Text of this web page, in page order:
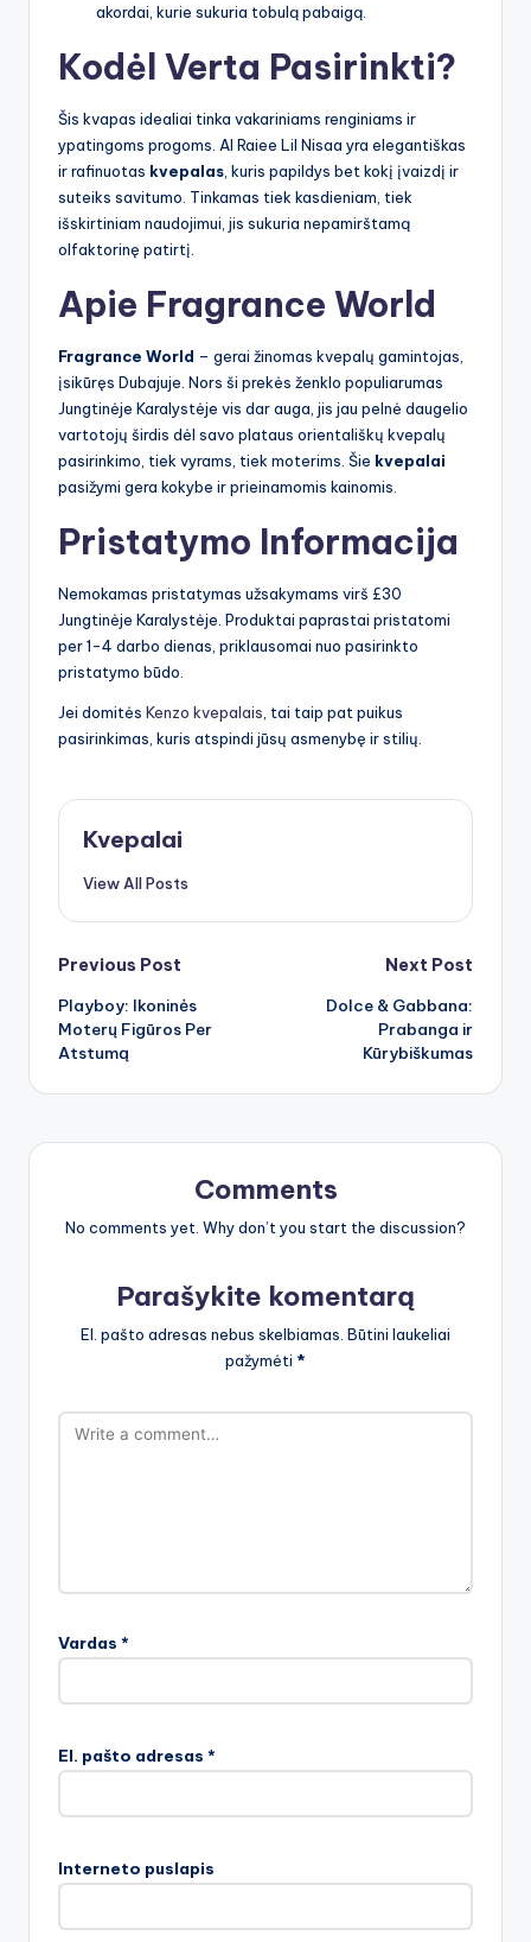
akordai, kurie sukuria tobulą pabaigą.
Kodėl Verta Pasirinkti?
Šis kvapas idealiai tinka vakariniams renginiams ir
ypatingoms progoms. Al Raiee Lil Nisaa yra elegantiškas
ir rafinuotas kvepalas , kuris papildys bet kokį įvaizdį ir
suteiks savitumo. Tinkamas tiek kasdieniam, tiek
išskirtiniam naudojimui, jis sukuria nepamirštamą
olfaktorinę patirtį.
Apie Fragrance World
Fragrance World – gerai žinomas kvepalų gamintojas,
įsikūręs Dubajuje. Nors ši prekės ženklo populiarumas
Jungtinėje Karalystėje vis dar auga, jis jau pelnė daugelio
vartotojų širdis dėl savo plataus orientališkų kvepalų
pasirinkimo, tiek vyrams, tiek moterims. Šie kvepalai
pasižymi gera kokybe ir prieinamomis kainomis.
Pristatymo Informacija
Nemokamas pristatymas užsakymams virš £30
Jungtinėje Karalystėje. Produktai paprastai pristatomi
per 1-4 darbo dienas, priklausomai nuo pasirinkto
pristatymo būdo.
Jei domitės Kenzo kvepalais , tai taip pat puikus
pasirinkimas, kuris atspindi jūsų asmenybę ir stilių.
Kvepalai
View All Posts
Post
navigation
Previous Post
Playboy: Ikoninės
Moterų Figūros Per
Atstumą
Next Post
Dolce & Gabbana:
Prabanga ir
Kūrybiškumas
Comments
No comments yet. Why don’t you start the discussion?
Parašykite komentarą
El. pašto adresas nebus skelbiamas. Būtini laukeliai
pažymėti *
Vardas *
El. pašto adresas *
Interneto puslapis